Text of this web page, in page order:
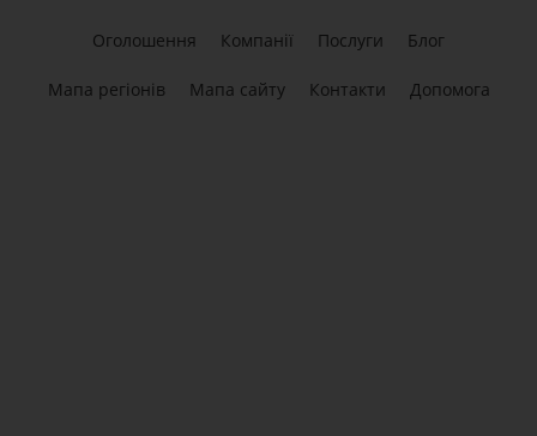
Оголошення Компанії Послуги Блог
Мапа регіонів Мапа сайту Контакти Допомога